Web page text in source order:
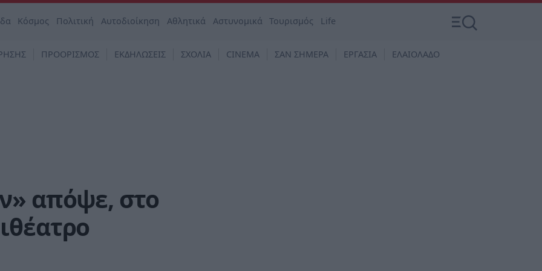
Κόσμος Πολιτική Αυτοδιοίκηση Αθλητικά Αστυνομικά Τουρισμός Life
ΠΡΟΟΡΙΣΜΟΣ ΕΚΔΗΛΩΣΕΙΣ ΣΧΟΛΙΑ CINEMA ΣΑΝ ΣΗΜΕΡΑ ΕΡΓΑΣΙΑ ΕΛΑΙΟΛΑΔΟ
απόψε, στο